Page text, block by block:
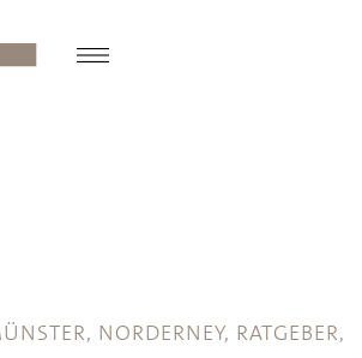
, NORDERNEY, RATGEBER,